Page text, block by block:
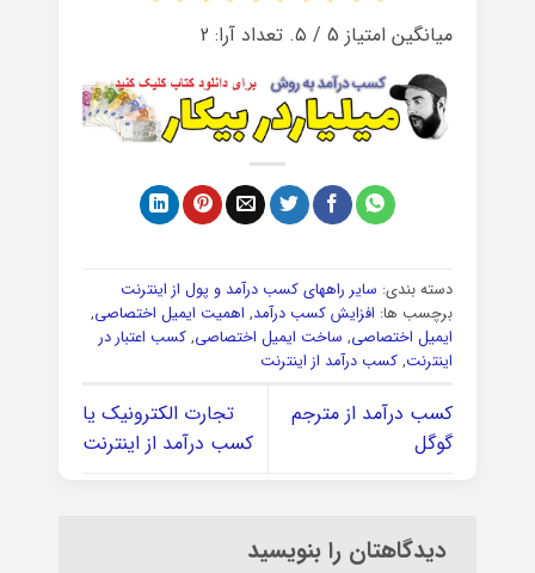
میانگین امتیاز 5/ ۵. تعداد آرا: 2
دسته بندی: سایر راههای کسب درآمد و پول از اینترنت
برچسب ها: افزایش کسب درآمد, اهمیت ایمیل اختصاصی,
ایمیل اختصاصی, ساخت ایمیل اختصاصی, کسب اعتبار در
اینترنت, کسب درآمد از اینترنت
کسب درآمد از مترجم
گوگل
تجارت الکترونیک یا
کسب درآمد از اینترنت
دیدگاهتان را بنویسید